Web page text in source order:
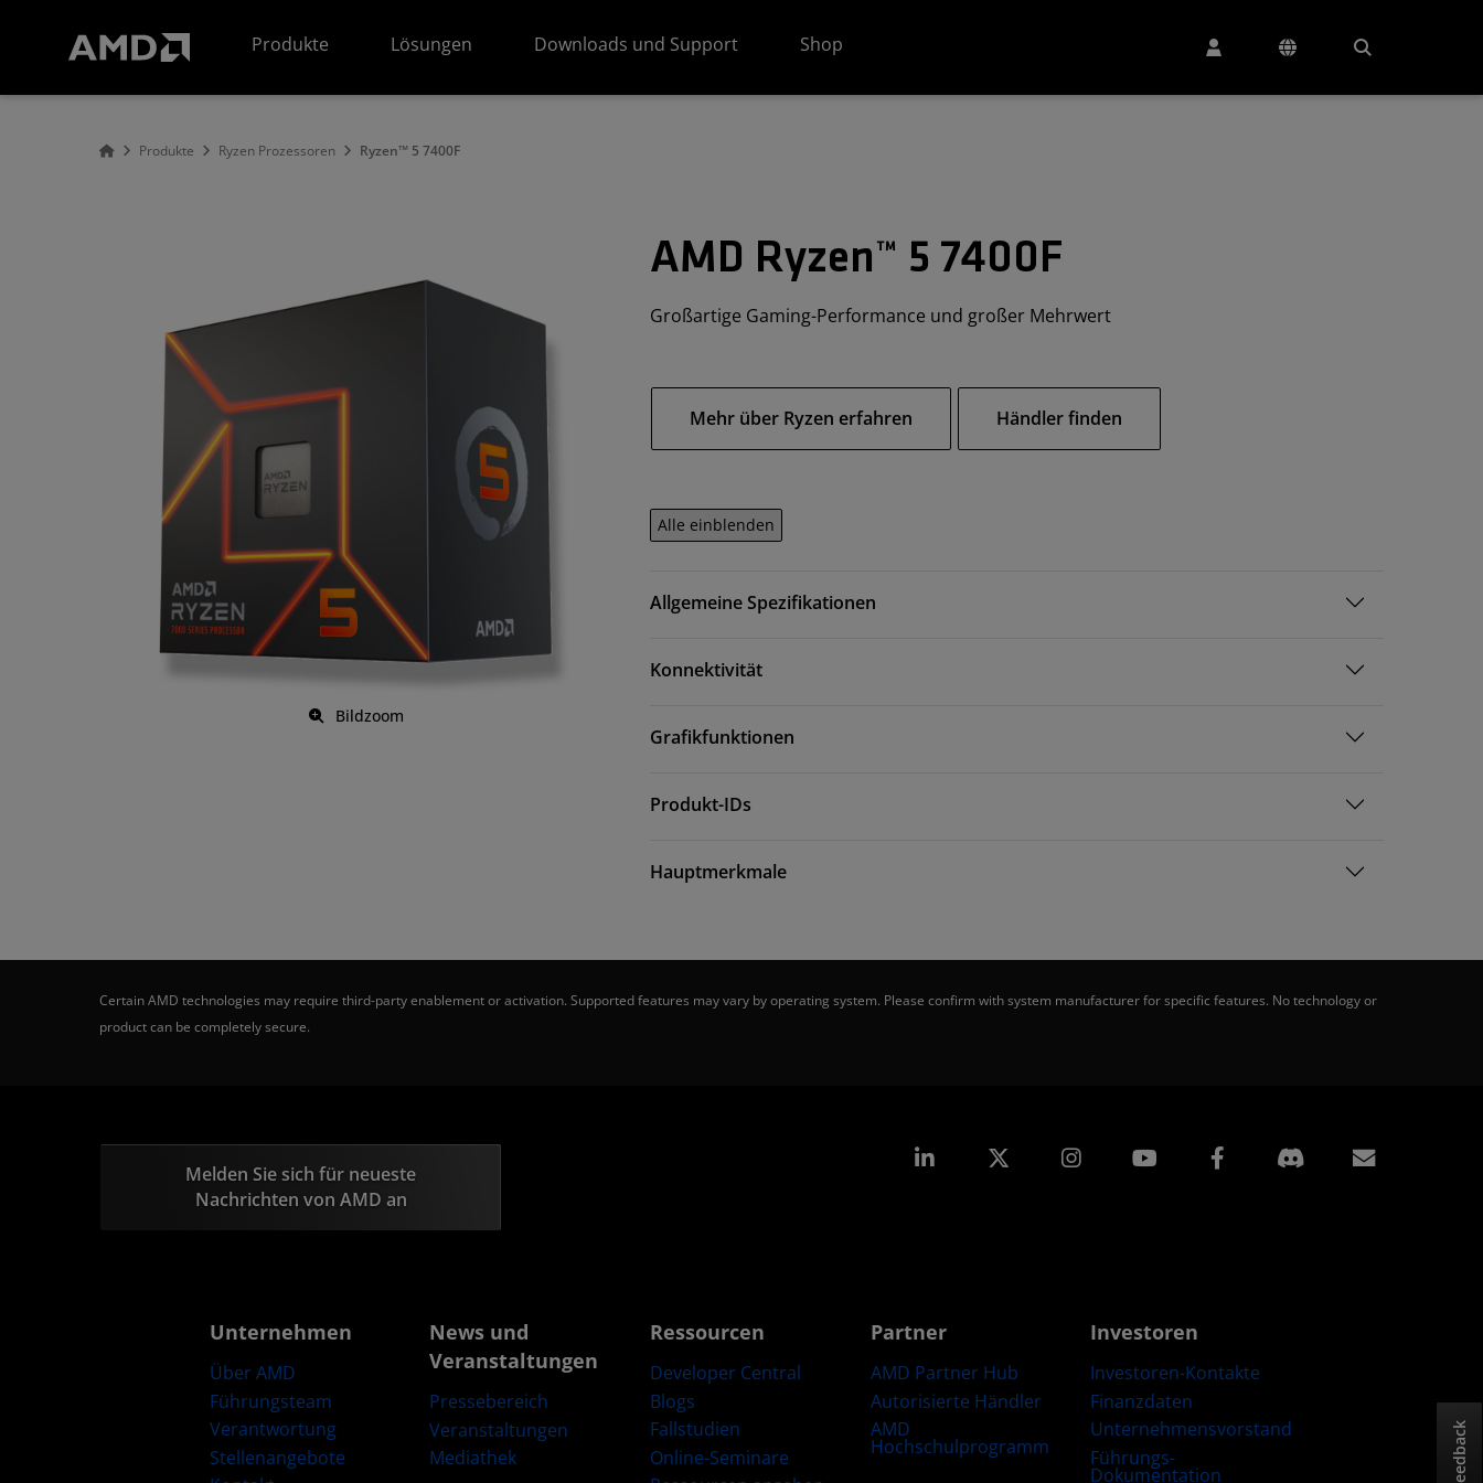
Produkte
Lösungen Downloads und Support Shop
Produkte Ryzen Prozessoren Ryzen™ 5 7400F
Bildzoom
AMD Ryzen™ 5 7400F
Großartige Gaming-Performance und großer Mehrwert
Mehr über Ryzen erfahren Händler finden
Alle einblenden
Allgemeine Spezifikationen
Konnektivität
Grafikfunktionen
Produkt-IDs
Hauptmerkmale
Certain AMD technologies may require third-party enablement or activation. Supported features may vary by operating system. Please confirm with system manufacturer for specific features. No technology or
product can be completely secure.
Melden Sie sich für neueste
Nachrichten von AMD an
LinkedIn Instagram Facebook
Unternehmen
Über AMD
Führungsteam
Verantwortung
Stellenangebote
News und
Veranstaltungen
Pressebereich
Veranstaltungen
Mediathek
Ressourcen
Developer Central
Blogs
Fallstudien
Online-Seminare
Partner
AMD Partner Hub
Autorisierte Händler
AMD
Hochschulprogramm
Investoren
Investoren-Kontakte
Finanzdaten
Unternehmensvorstand
Führungs-
Dokumentation Feedback